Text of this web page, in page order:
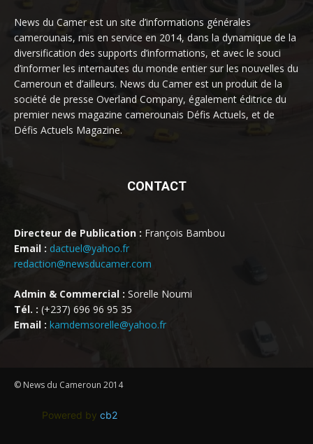
News du Camer est un site d’informations générales
camerounais, mis en service en 2014, dans la dynamique de la
diversification des supports d’informations, et avec le souci
d’informer les internautes du monde entier sur les nouvelles du
Cameroun et d’ailleurs. News du Camer est un produit de la
société de presse Overland Company, également éditrice du
premier news magazine camerounais Défis Actuels, et de
Défis Actuels Magazine.
CONTACT
Directeur de Publication : François Bambou
Email : dactuel@yahoo.fr
redaction@newsducamer.com
Admin & Commercial : Sorelle Noumi
Tél. : (+237) 696 96 95 35
Email : kamdemsorelle@yahoo.fr
© News du Cameroun 2014
Powered by cb2